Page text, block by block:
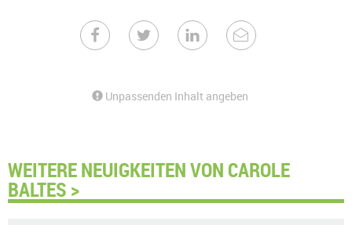
Unpassenden Inhalt angeben
WEITERE NEUIGKEITEN VON CAROLE
BALTES >